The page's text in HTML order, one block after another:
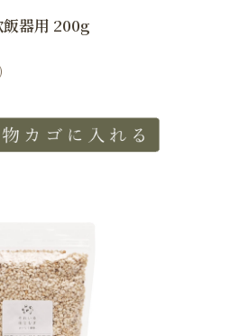
器用 200g